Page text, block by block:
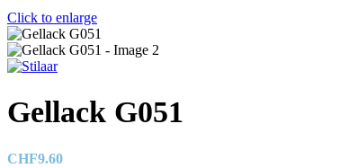
Click to enlarge
Gellack G051
CHF9.60